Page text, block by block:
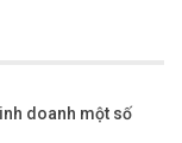
doanh một số